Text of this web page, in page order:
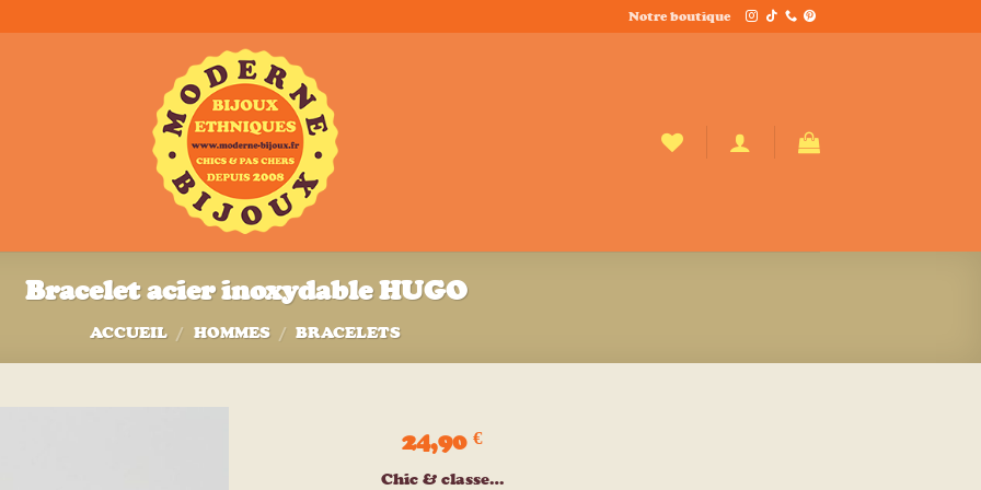
Notre boutique
Bracelet acier inoxydable HUGO
ACCUEIL / HOMMES / BRACELETS
24,90 €
Chic & classe…